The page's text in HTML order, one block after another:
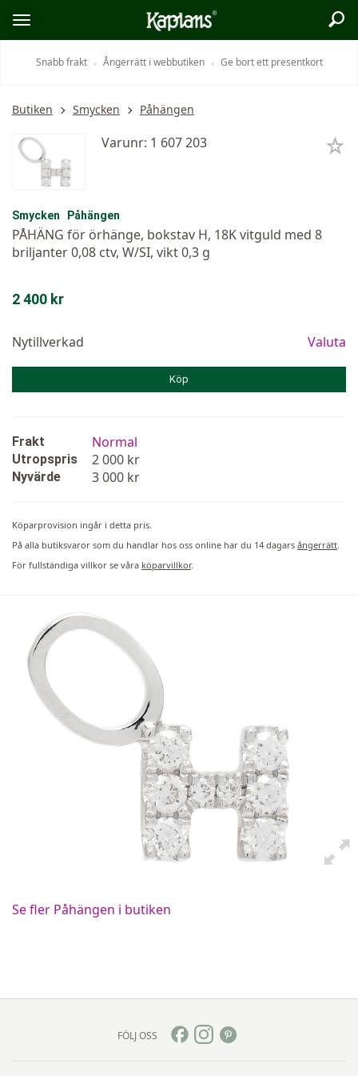
Logo Sök
Öppna/stäng
meny
Snabb frakt Ångerrätt i webbutiken Ge bort ett presentkort
Butiken Smycken Påhängen
Varunr: 1 607 203
Smycken Påhängen
PÅHÄNG för örhänge, bokstav H, 18K vitguld med 8
briljanter 0,08 ctv, W/SI, vikt 0,3 g
2 400 kr
Nytillverkad Valuta
Köp
Frakt Normal
Utropspris 2 000 kr
Nyvärde 3 000 kr
Köparprovision ingår i detta pris.
På alla butiksvaror som du handlar hos oss online har du 14 dagars ångerrätt
För fullständiga villkor se våra köparvillkor.
Se fler Påhängen i butiken
FÖLJ OSS